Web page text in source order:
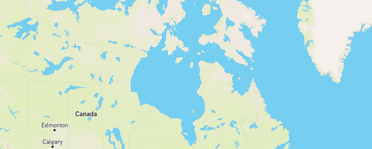
vorwiegend Pfade
gute Grundkondition
kinderfreundlich
gebührenpflichtig
Routentyp Ø Auslastung